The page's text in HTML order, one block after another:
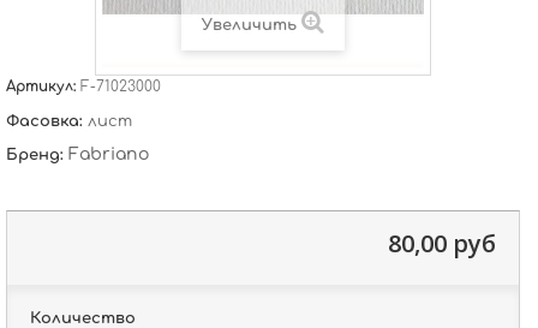
Увеличить
Артикул: F-71023000
Фасовка: лист
Бренд: Fabriano
80,00 руб
Количество